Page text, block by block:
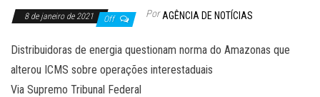
8 de janeiro de 2021 Off Por AGÊNCIA DE NOTÍCIAS
Distribuidoras de energia questionam norma do Amazonas que
alterou ICMS sobre operações interestaduais
Via Supremo Tribunal Federal